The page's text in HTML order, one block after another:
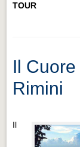
TOUR
Il
Rimini
Il